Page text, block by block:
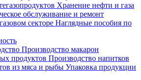
Хранение нефти и газа
обслуживание и ремонт
секторе Наглядные пособия по
Производство макарон
продуктов Производство напитков
из мяса и рыбы Упаковка продукции